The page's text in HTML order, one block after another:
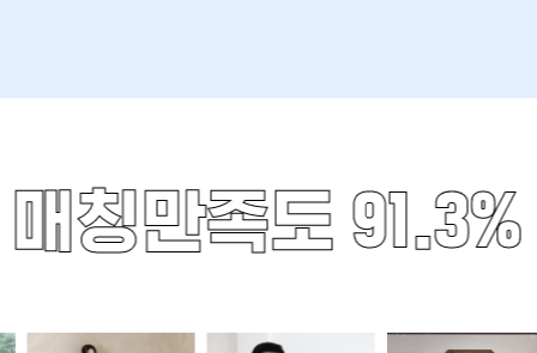
매칭만족도 91.3%